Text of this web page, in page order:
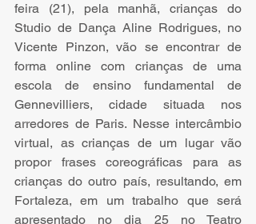
feira (21), pela manhã, crianças do
Studio de Dança Aline Rodrigues, no
Vicente Pinzon, vão se encontrar de
forma online com crianças de uma
escola de ensino fundamental de
Gennevilliers, cidade situada nos
arredores de Paris. Nesse intercâmbio
virtual, as crianças de um lugar vão
propor frases coreográficas para as
crianças do outro país, resultando, em
Fortaleza, em um trabalho que será
apresentado no dia 25 no Teatro